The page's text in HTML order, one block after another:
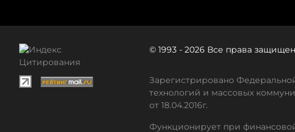
© 1993 - 2026 Все права
Зарегистрировано
технологий и массовых
от 18.04.2016г.
Функционирует при